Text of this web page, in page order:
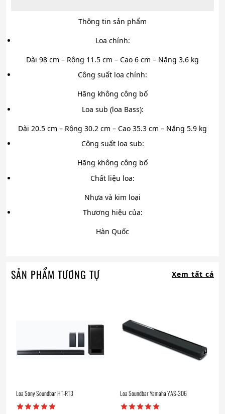
Thông tin sản phẩm
Loa chính:
Dài 98 cm – Rộng 11.5 cm – Cao 6 cm – Nặng 3.6 kg
Công suất loa chính:
Hãng không công bố
Loa sub (loa Bass):
Dài 20.5 cm – Rộng 30.2 cm – Cao 35.3 cm – Nặng 5.9 kg
Công suất loa sub:
Hãng không công bố
Chất liệu loa:
Nhựa và kim loại
Thương hiệu của:
Hàn Quốc
SẢN PHẨM TƯƠNG TỰ Xem tất cả
Loa Sony Soundbar HT-RT3 Loa Soundbar Yamaha YAS-306